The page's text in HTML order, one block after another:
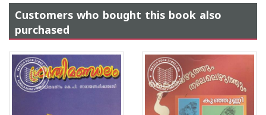
Customers who bought this book also
purchased